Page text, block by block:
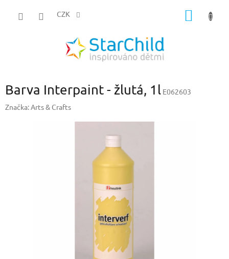
CZK
Barva Interpaint - žlutá, 1l E062603
Značka:Arts & Crafts